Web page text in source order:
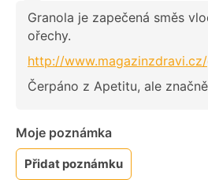
Granola je zapečená směs
ořechy.
http://
Čerpáno z Apetitu, ale
Moje poznámka
Přidat poznámku